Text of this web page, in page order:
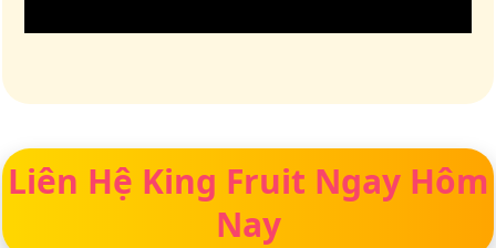
Liên Hệ King Fruit Ngay Hôm
Nay